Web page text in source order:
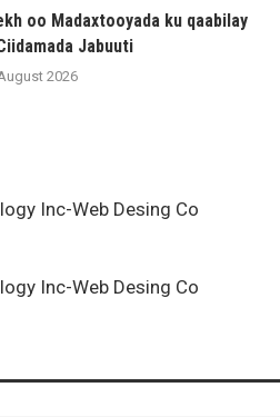
oo Madaxtooyada ku qaabilay
Jabuuti
2026